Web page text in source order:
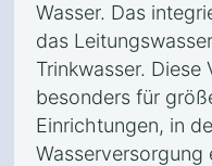
Wasser. Das
das
Trinkwasser. Diese
besonders für
Einrichtungen, in
Wasserversorgung